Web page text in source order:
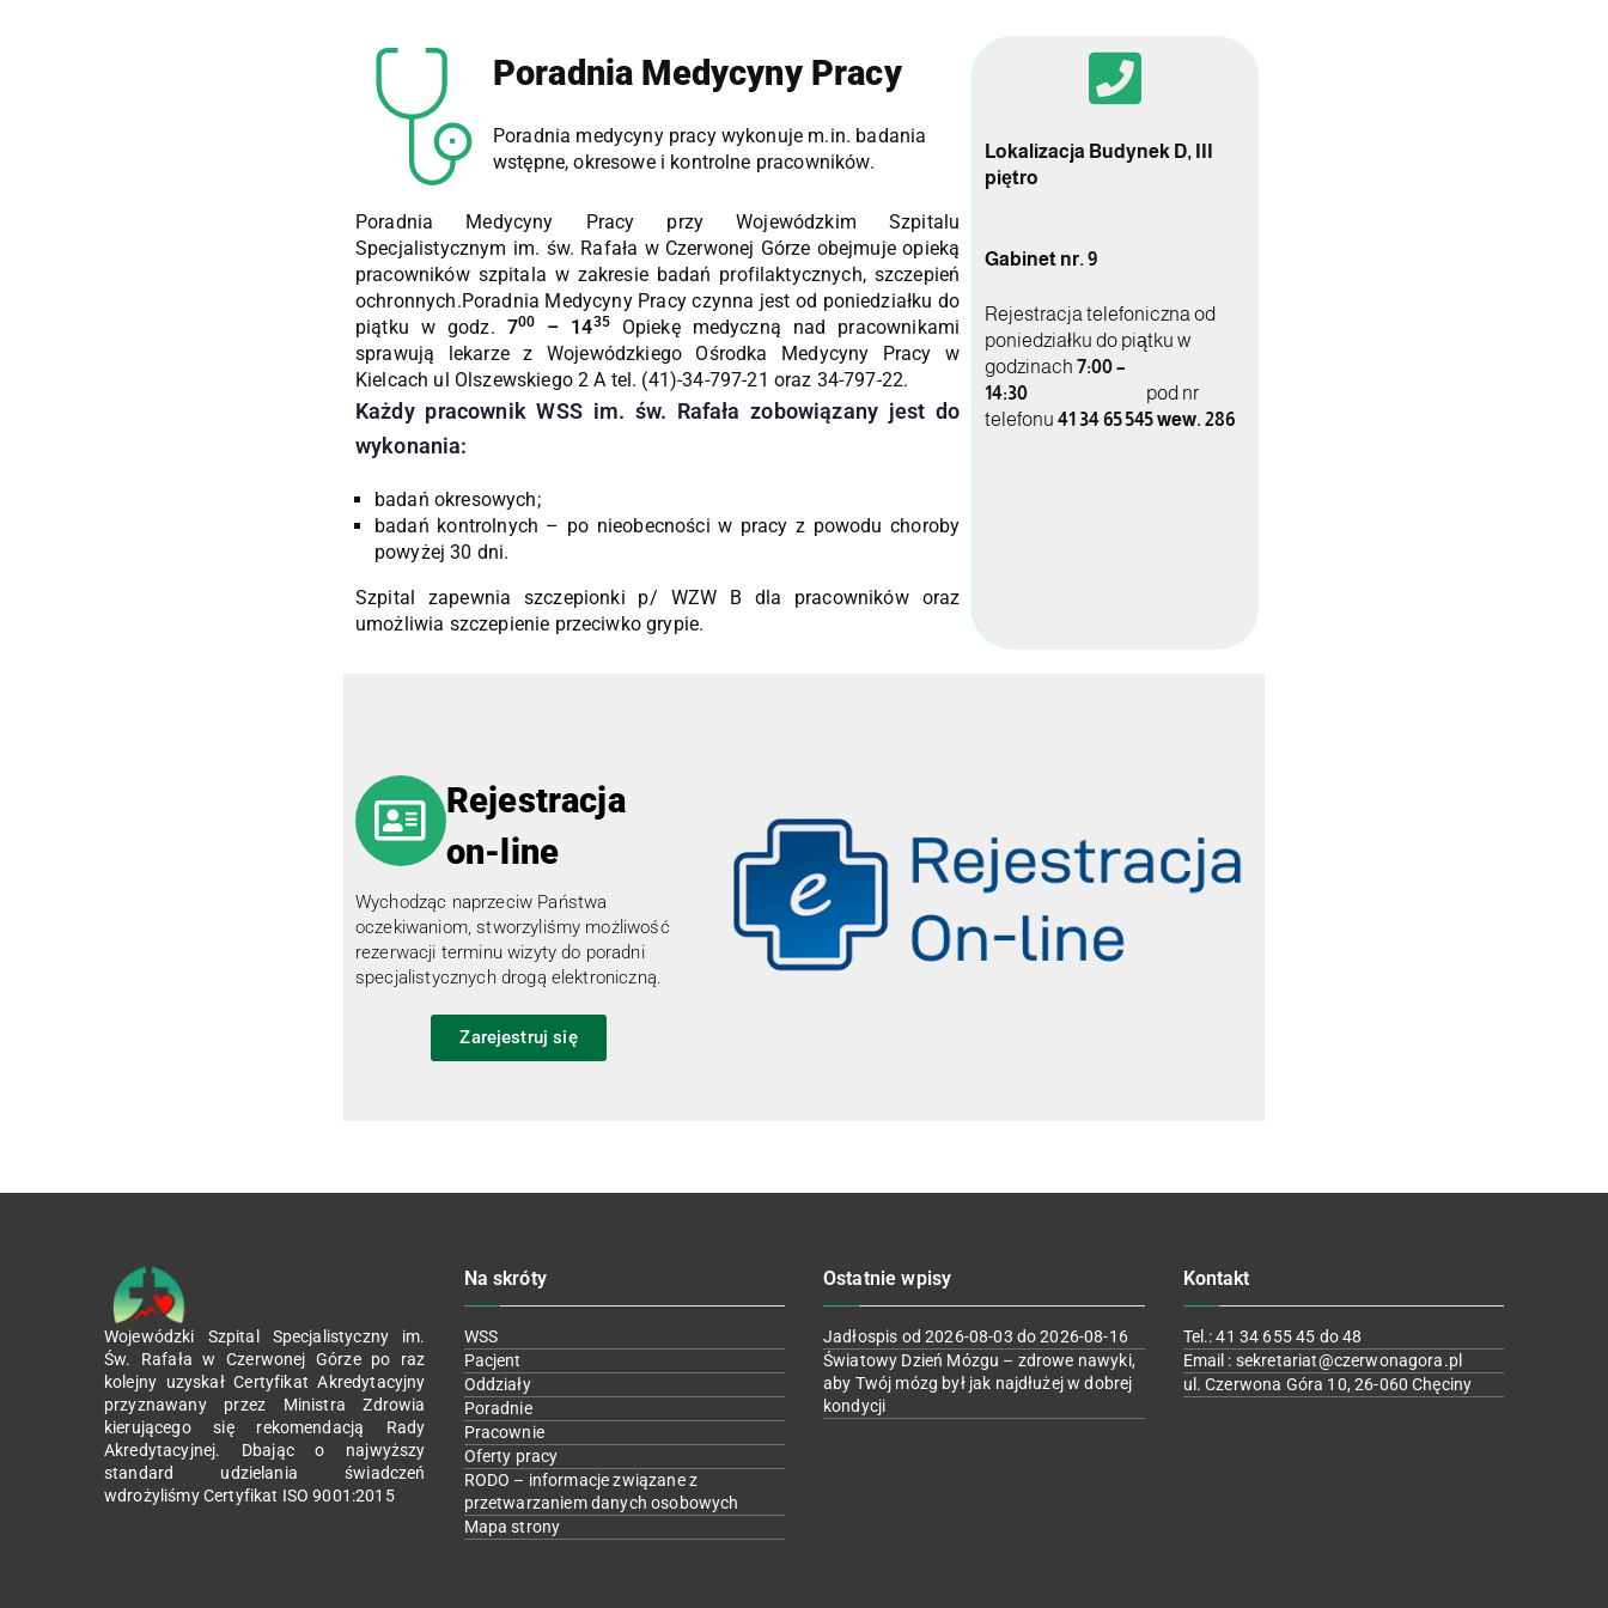
Poradnia Medycyny Pracy
Poradnia medycyny pracy wykonuje m.in. badania
wstępne, okresowe i kontrolne pracowników.
Poradnia Medycyny Pracy przy Wojewódzkim Szpitalu
Specjalistycznym im. św. Rafała w Czerwonej Górze obejmuje opieką
pracowników szpitala w zakresie badań profilaktycznych, szczepień
ochronnych.Poradnia Medycyny Pracy czynna jest od poniedziałku do
piątku w godz. 700 – 1435
Opiekę medyczną nad pracownikami
sprawują lekarze z Wojewódzkiego Ośrodka Medycyny Pracy w
Kielcach ul Olszewskiego 2 A tel. (41)-34-797-21 oraz 34-797-22.
Każdy pracownik WSS im. św. Rafała zobowiązany jest do
wykonania:
badań okresowych;
badań kontrolnych – po nieobecności w pracy z powodu choroby
powyżej 30 dni.
Szpital zapewnia szczepionki p/ WZW B dla pracowników oraz
umożliwia szczepienie przeciwko grypie.
Lokalizacja Budynek D, III
piętro
Gabinet nr. 9
Rejestracja telefoniczna od
poniedziałku do piątku w
godzinach7:00 –
14:30
pod nr
telefonu41 34 65 545 wew. 286
Rejestracja
on-line
Wychodząc naprzeciw Państwa
oczekiwaniom, stworzyliśmy możliwość
rezerwacji terminu wizyty do poradni
specjalistycznych drogą elektroniczną.
Zarejestruj się
Wojewódzki Szpital Specjalistyczny im.
Św. Rafała w Czerwonej Górze po raz
kolejny uzyskał Certyfikat Akredytacyjny
przyznawany przez Ministra Zdrowia
kierującego się rekomendacją Rady
Akredytacyjnej. Dbając o najwyższy
standard udzielania świadczeń
wdrożyliśmy Certyfikat ISO 9001:2015
Na skróty
WSS
Pacjent
Oddziały
Poradnie
Pracownie
Oferty pracy
RODO – informacje związane z
przetwarzaniem danych osobowych
Mapa strony
Ostatnie wpisy
Jadłospis od 2026-08-03 do 2026-08-16
Światowy Dzień Mózgu – zdrowe nawyki,
aby Twój mózg był jak najdłużej w dobrej
kondycji
Kontakt
Tel.: 41 34 655 45 do 48
Email : sekretariat@czerwonagora.pl
ul. Czerwona Góra 10, 26-060 Chęciny